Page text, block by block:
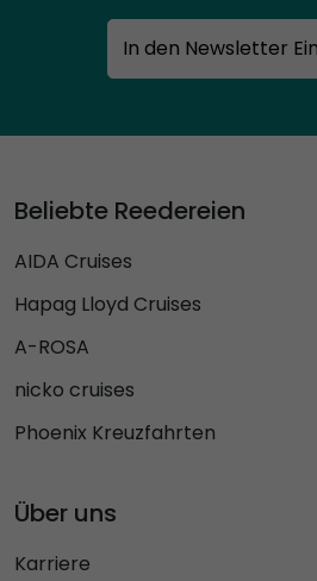
In den Newsletter
Beliebte Reedereien
AIDA Cruises
Hapag Lloyd Cruises
A-ROSA
nicko cruises
Phoenix Kreuzfahrten
Über uns
Karriere